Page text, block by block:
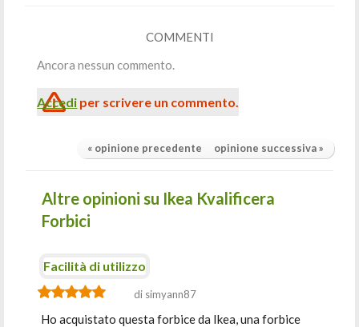
COMMENTI
Ancora nessun commento.
Accedi per scrivere un commento.
« opinione precedente opinione successiva »
Altre opinioni su Ikea Kvalificera
Forbici
Facilità di utilizzo
di simyann87
Ho acquistato questa forbice da Ikea, una forbice